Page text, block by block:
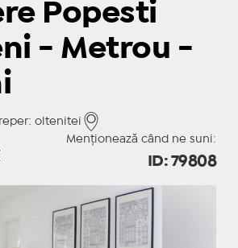
Popesti
- Metrou -
oltenitei
Menționează când ne suni:
ID: 79808